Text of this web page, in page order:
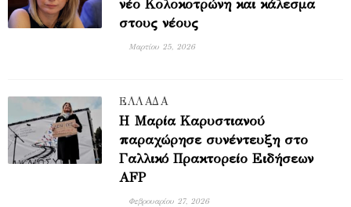
νέο Κολοκοτρώνη και κάλεσμα
στους νέους
Μαρτίου 25, 2026
ΕΛΛΑΔΑ
Η Μαρία Καρυστιανού
παραχώρησε συνέντευξη στο
Γαλλικό Πρακτορείο Ειδήσεων
AFP
Φεβρουαρίου 27, 2026